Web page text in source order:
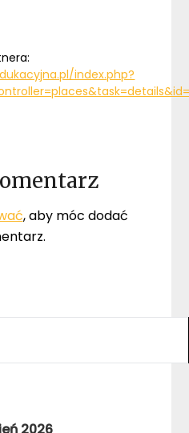
index.php?
, aby móc dodać